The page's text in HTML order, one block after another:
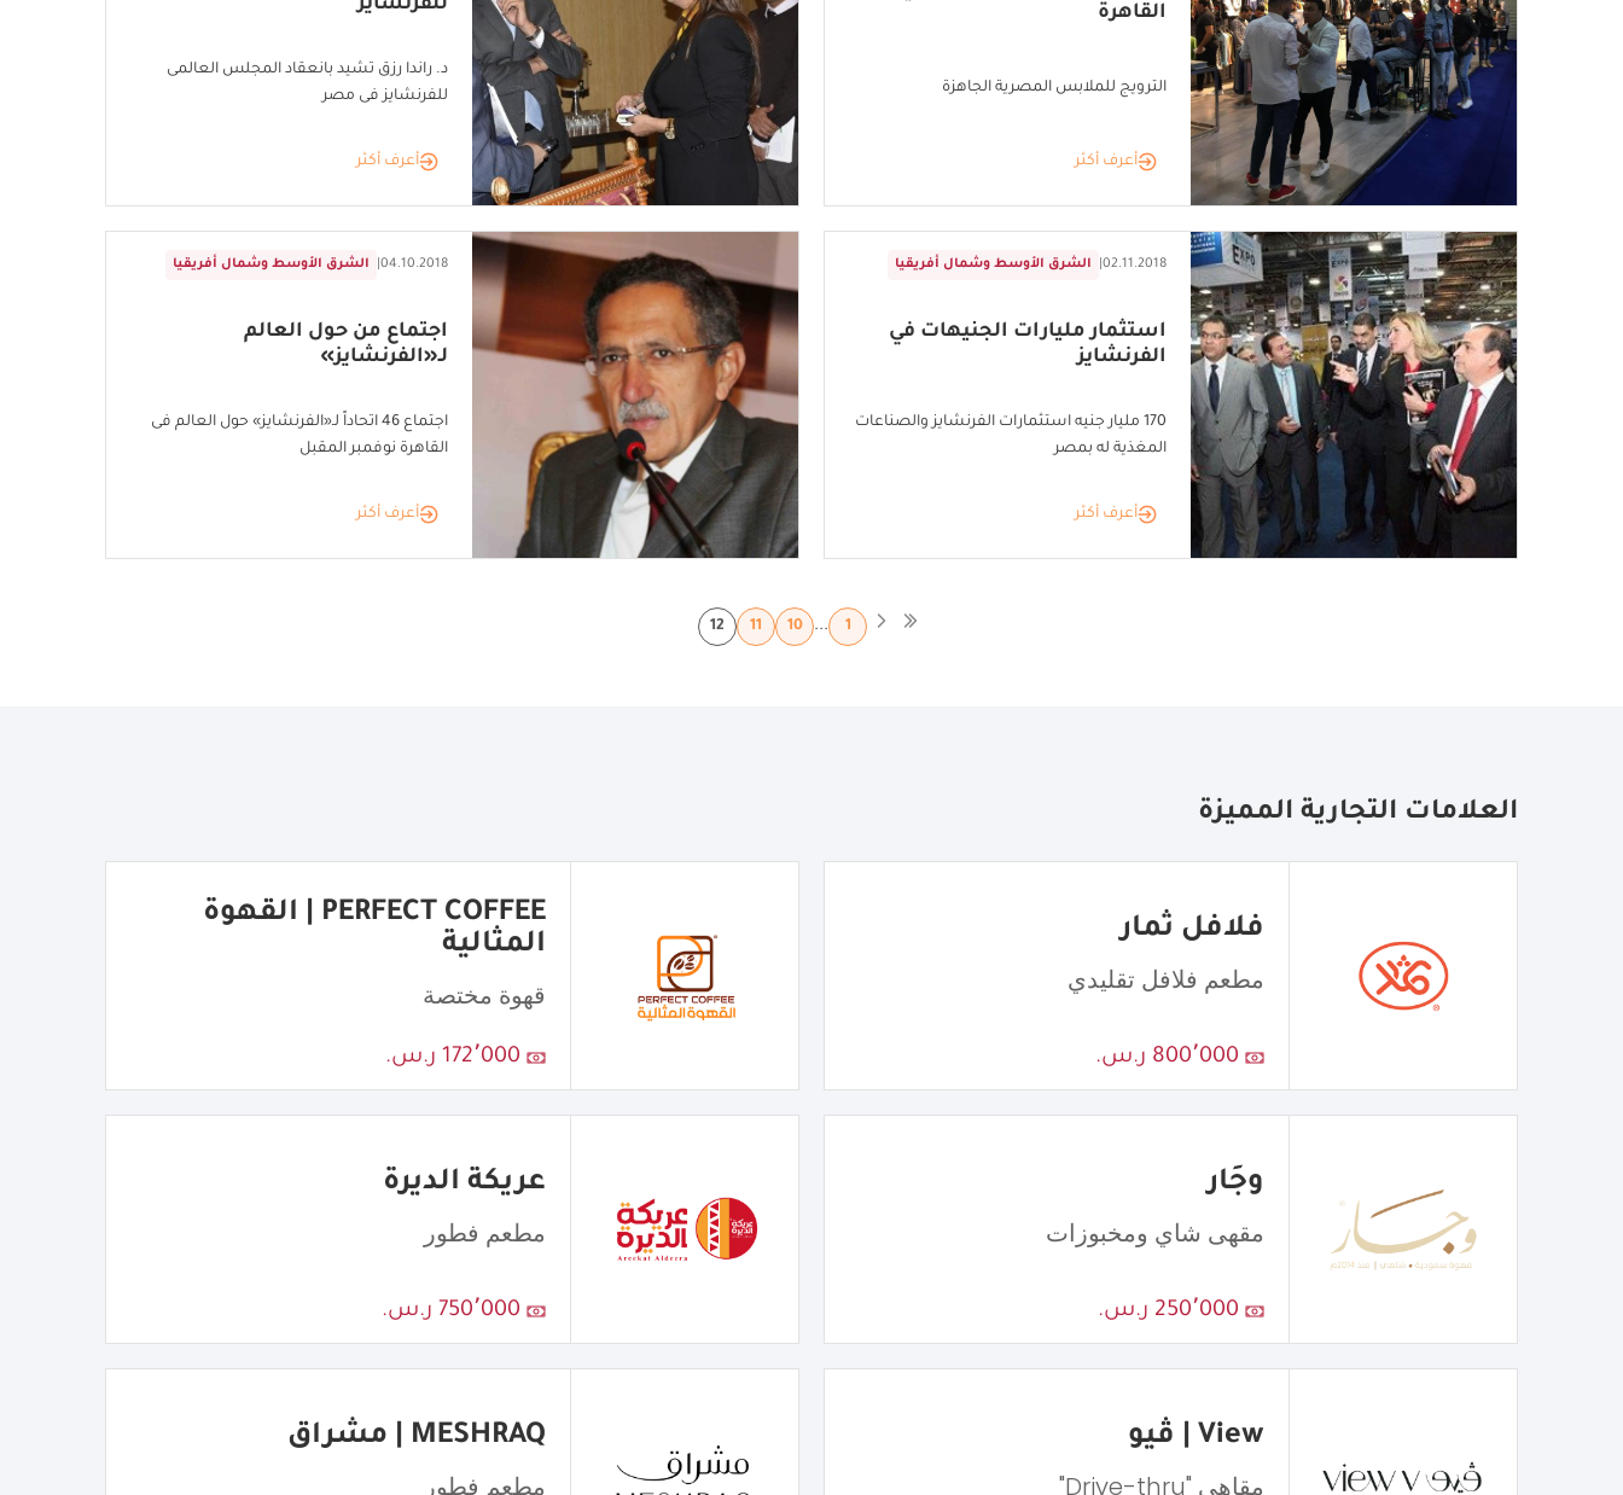
القاهرة
الترويج للملابس المصرية الجاهزة
أعرف أكثر
للفرنشايز
د. راندا رزق تشيد بانعقاد المجلس العالمى
للفرنشايز فى مصر
أعرف أكثر
الشرق الأوسط وشمال أفريقيا 02.11.2018
استثمار مليارات الجنيهات في
الفرنشايز
170 مليار جنيه استثمارات الفرنشايز والصناعات
المغذية له بمصر
أعرف أكثر
الشرق الأوسط وشمال أفريقيا 04.10.2018
اجتماع من حول العالم
لـ«الفرنشايز»
اجتماع 46 اتحاداً لـ«الفرنشايز» حول العالم فى
القاهرة نوفمبر المقبل
أعرف أكثر
1
...
10
11
12
العلامات التجارية المميزة
فلافل ثمار
مطعم فلافل تقليدي
800٬000 ر.س.
PERFECT COFFEE | القهوة
المثالية
قهوة مختصة
172٬000 ر.س.
وجَار
مقهى شاي ومخبوزات
250٬000 ر.س.
عريكة الديرة
مطعم فطور
750٬000 ر.س.
View | ڤيو
مقاهي "Drive-thru"
MESHRAQ | مشراق
مطعم فطور